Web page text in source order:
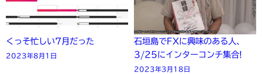
くっそ忙しい7月だった
2023年8月1日
石垣島でFXに興味のある人、
3/25にインターコンチ集合!
2023年3月18日